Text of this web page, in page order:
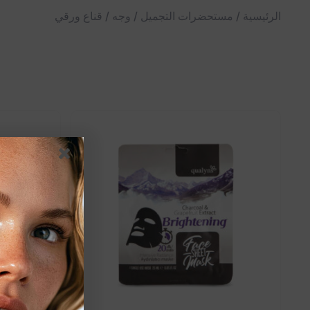
الرئيسية / مستحضرات التجميل / وجه / قناع ورقي